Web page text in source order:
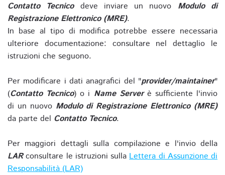
Contatto Tecnicodeve inviare un nuovo Modulo di
Registrazione Elettronico (MRE).
In base al tipo di modifica potrebbe essere necessaria
ulteriore documentazione: consultare nel dettaglio le
istruzioni che seguono.
Per modificare i dati anagrafici del "provider/maintainer"
(Contatto Tecnico) o i Name Serverè sufficiente l'invio
di un nuovo Modulo di Registrazione Elettronico (MRE)
da parte del Contatto Tecnico.
Per maggiori dettagli sulla compilazione e l'invio della
LARconsultare le istruzioni sullaLettera di Assunzione di
Responsabilità (LAR)